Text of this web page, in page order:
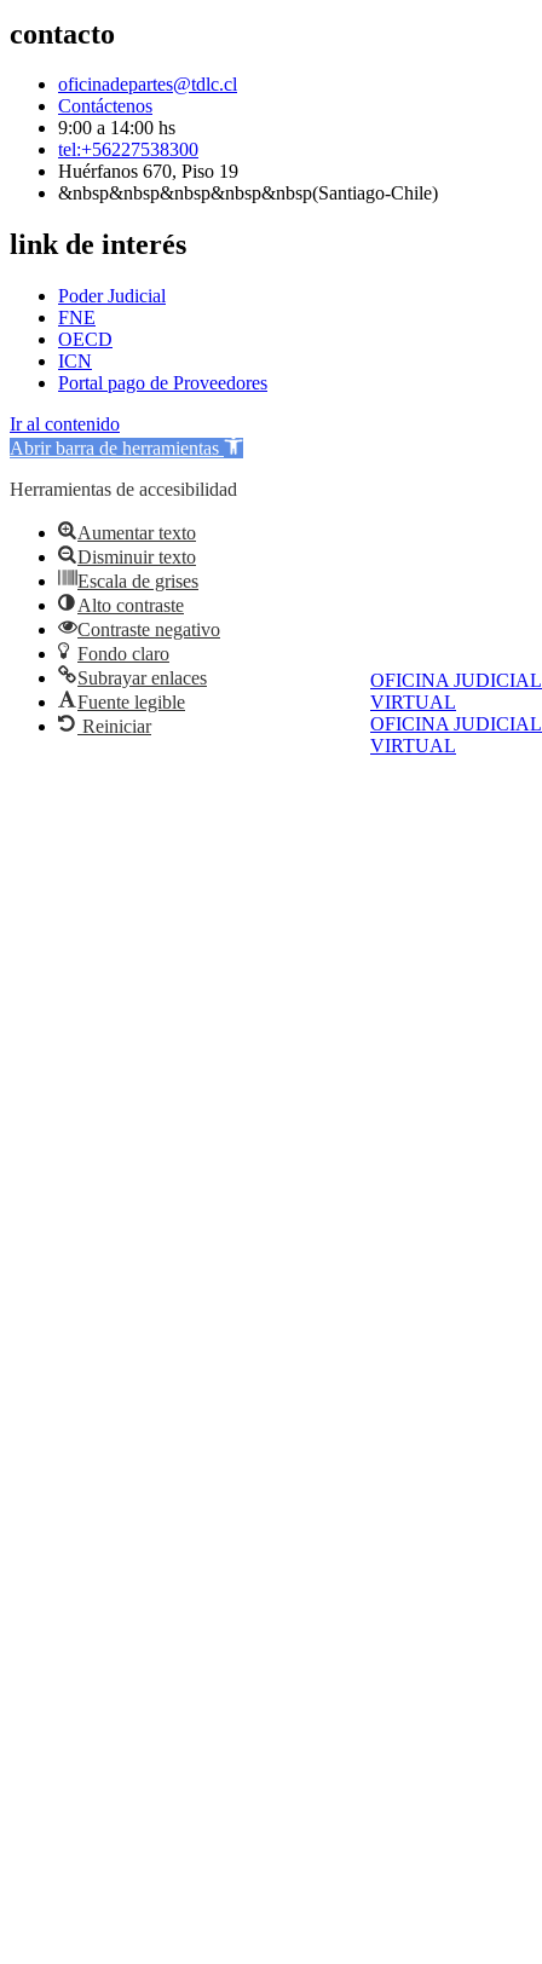
OFICINA JUDICIAL
VIRTUAL
OFICINA JUDICIAL
VIRTUAL
contacto
oficinadepartes@tdlc.cl
Contáctenos
9:00 a 14:00 hs
tel:+56227538300
Huérfanos 670, Piso 19
&nbsp&nbsp&nbsp&nbsp&nbsp(Santiago-Chile)
link de interés
Poder Judicial
FNE
OECD
ICN
Portal pago de Proveedores
Ir al contenido
Abrir barra de herramientas
Herramientas de accesibilidad
Aumentar texto
Disminuir texto
Escala de grises
Alto contraste
Contraste negativo
Fondo claro
Subrayar enlaces
Fuente legible
Reiniciar